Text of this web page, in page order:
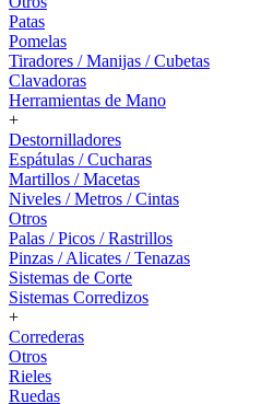
Patas
Pomelas
Tiradores / Manijas / Cubetas
Clavadoras
Herramientas de Mano
+
Destornilladores
Espátulas / Cucharas
Martillos / Macetas
Niveles / Metros / Cintas
Otros
Palas / Picos / Rastrillos
Pinzas / Alicates / Tenazas
Sistemas de Corte
Sistemas Corredizos
+
Correderas
Otros
Rieles
Ruedas